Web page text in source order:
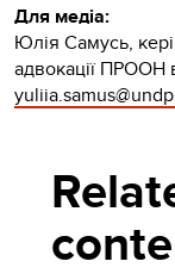
Для медіа:
Юлія Самусь,
адвокації ПРООН